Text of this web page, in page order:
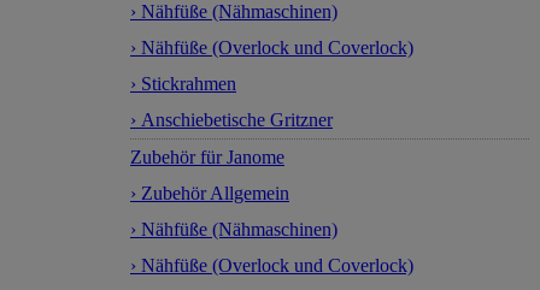
› Nähfüße (Nähmaschinen)
› Nähfüße (Overlock und Coverlock)
› Stickrahmen
› Anschiebetische Gritzner
Zubehör für Janome
› Zubehör Allgemein
› Nähfüße (Nähmaschinen)
› Nähfüße (Overlock und Coverlock)